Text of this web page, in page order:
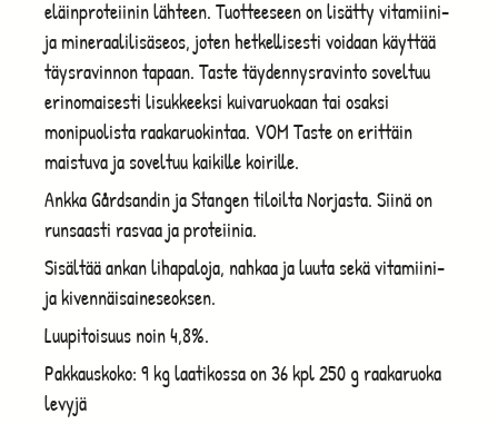
eläinproteiinin lähteen. Tuotteeseen on lisätty vitamiini-
ja mineraalilisäseos, joten hetkellisesti voidaan käyttää
täysravinnon tapaan. Taste täydennysravinto soveltuu
erinomaisesti lisukkeeksi kuivaruokaan tai osaksi
monipuolista raakaruokintaa. VOM Taste on erittäin
maistuva ja soveltuu kaikille koirille.
Ankka Gårdsandin ja Stangen tiloilta Norjasta. Siinä on
runsaasti rasvaa ja proteiinia.
Sisältää ankan lihapaloja, nahkaa ja luuta sekä vitamiini-
ja kivennäisaineseoksen.
Luupitoisuus noin 4,8%.
Pakkauskoko: 9 kg laatikossa on 36 kpl 250 g raakaruoka
levyjä